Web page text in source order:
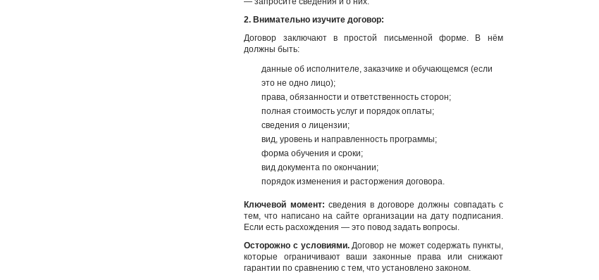
2. Внимательно изучите договор:
Договор заключают в простой письменной форме. В нём
должны быть:
данные об исполнителе, заказчике и обучающемся (если
это не одно лицо);
права, обязанности и ответственность сторон;
полная стоимость услуг и порядок оплаты;
сведения о лицензии;
вид, уровень и направленность программы;
форма обучения и сроки;
вид документа по окончании;
порядок изменения и расторжения договора.
Ключевой момент: сведения в договоре должны совпадать с
тем, что написано на сайте организации на дату подписания.
Если есть расхождения — это повод задать вопросы.
Осторожно с условиями.Договор не может содержать пункты,
которые ограничивают ваши законные права или снижают
гарантии по сравнению с тем, что установлено законом.